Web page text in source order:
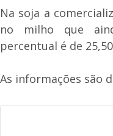
Na soja a
no milho que
percentual é de
As informações são